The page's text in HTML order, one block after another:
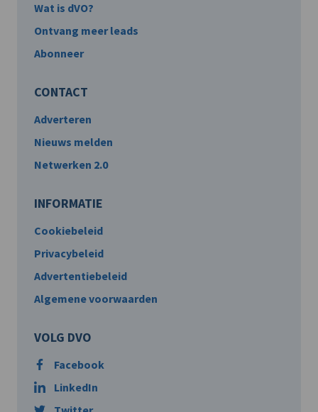
Wat is dVO?
Ontvang meer leads
Abonneer
CONTACT
Adverteren
Nieuws melden
Netwerken 2.0
INFORMATIE
Cookiebeleid
Privacybeleid
Advertentiebeleid
Algemene voorwaarden
VOLG DVO
Facebook
LinkedIn